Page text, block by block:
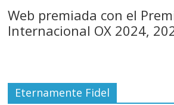
Web premiada con el
Internacional OX 2024,
Eternamente Fidel